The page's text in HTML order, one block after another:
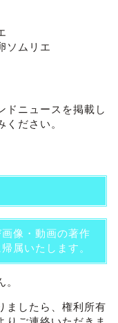
ムリエ
ドニュースを掲載し
ださい。
像・動画の著作
属いたします。
ましたら、権利所有